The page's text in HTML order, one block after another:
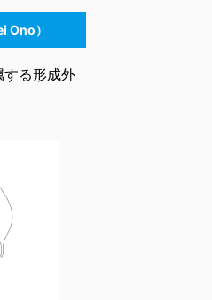
Ono）
する形成外